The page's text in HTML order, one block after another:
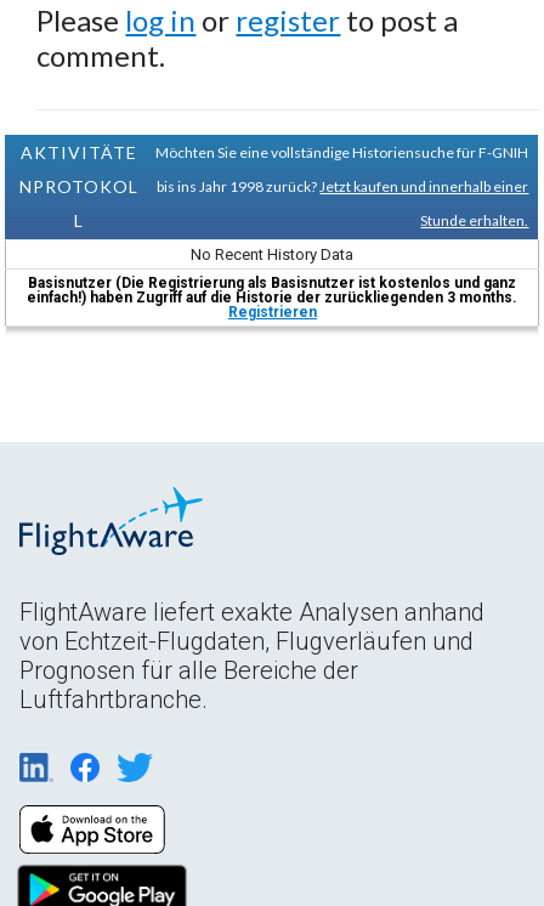
Please log in or register to post a
comment.
AKTIVITÄTE
NPROTOKOL
L
Möchten Sie eine vollständige Historiensuche für F-GNIH
bis ins Jahr 1998 zurück? Jetzt kaufen und innerhalb einer
Stunde erhalten.
No Recent History Data
Basisnutzer (Die Registrierung als Basisnutzer ist kostenlos und ganz
einfach!) haben Zugriff auf die Historie der zurückliegenden 3 months.
Registrieren
FlightAware liefert exakte Analysen anhand
von Echtzeit-Flugdaten, Flugverläufen und
Prognosen für alle Bereiche der
Luftfahrtbranche.